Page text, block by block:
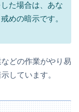
た場合は、あな
めの暗示です。
どの作業がやり易
しています。